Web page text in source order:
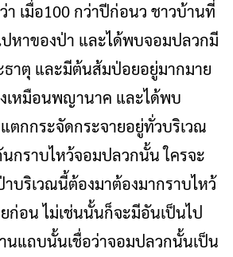
า เมื่อ100 กว่าปีก่อนว ชาวบ้านที่
ปหาของป่า และได้พบจอมปลวกมี
าตุ และมีต้นส้มป่อยอยู่มากมาย
เหมือนพญานาค และได้พบ
ตกกระจัดกระจายอยู่ทั่วบริเวณ
กราบไหว้จอมปลวกนั้น ใครจะ
าบริเวณนี้ต้องมาต้องมากราบไหว้
ก่อน ไม่เช่นนั้นก็จะมีอันเป็นไป
นแถบนั้นเชื่อว่าจอมปลวกนั้นเป็น